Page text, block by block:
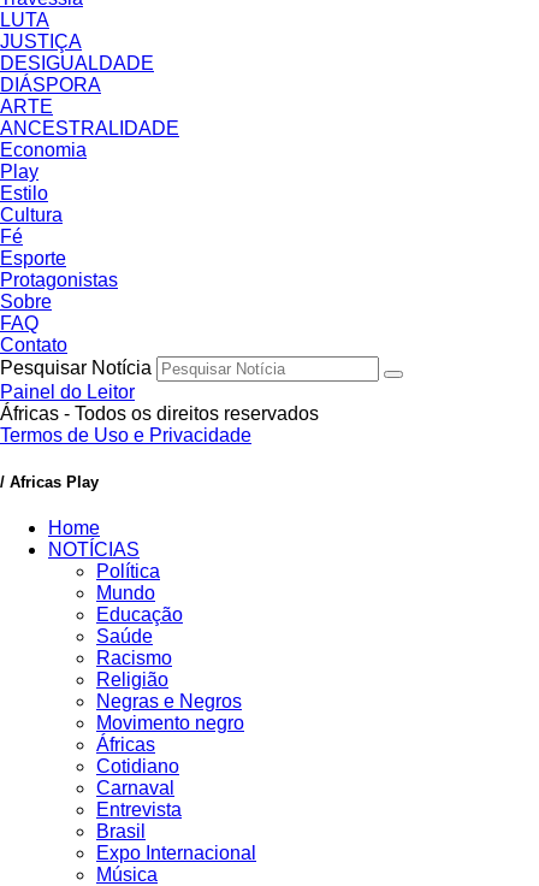
LUTA
JUSTIÇA
DESIGUALDADE
DIÁSPORA
ARTE
ANCESTRALIDADE
Economia
Play
Estilo
Cultura
Fé
Esporte
Protagonistas
Sobre
FAQ
Contato
Pesquisar Notícia
Painel do Leitor
Áfricas - Todos os direitos reservados
Termos de Uso e Privacidade
/ Africas Play
Home
NOTÍCIAS
Política
Mundo
Educação
Saúde
Racismo
Religião
Negras e Negros
Movimento negro
Áfricas
Cotidiano
Carnaval
Entrevista
Brasil
Expo Internacional
Música